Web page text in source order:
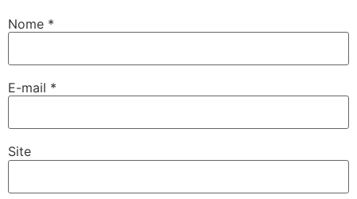
Nome *
E-mail *
Site